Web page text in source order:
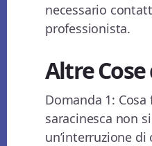
necessario
professionista.
Altre Cose
Domanda 1: Cosa
saracinesca non
un’interruzione di